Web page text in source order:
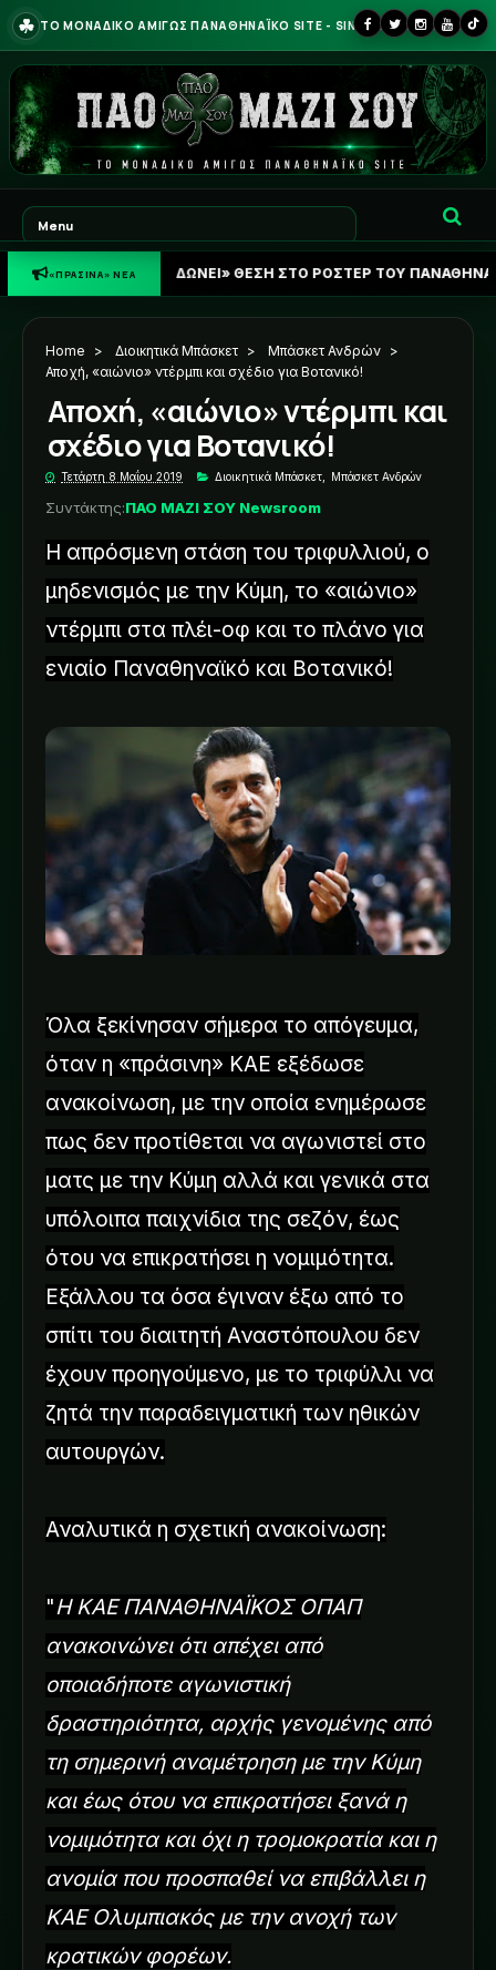
☘ ΤΟ ΜΟΝΑΔΙΚΟ ΑΜΙΓΩΣ ΠΑΝΑΘΗΝΑΪΚΟ SITE - SINCE 2013
«ΠΡΑΣΙΝΑ» ΝΕΑ
ΘΕΣΗ ΣΤΟ ΡΟΣΤΕΡ ΤΟΥ ΠΑΝΑΘΗΝΑΪΚΟΥ Ο ΠΕΛΙΣΤΡΙ
Home > Διοικητικά Μπάσκετ > Μπάσκετ Ανδρών >
Αποχή, «αιώνιο» ντέρμπι και σχέδιο για Βοτανικό!
Αποχή, «αιώνιο» ντέρμπι και
σχέδιο για Βοτανικό!
Τετάρτη 8 Μαΐου 2019 Διοικητικά Μπάσκετ Μπάσκετ Ανδρών
Συντάκτης:ΠΑΟ ΜΑΖΙ ΣΟΥ Newsroom
Η απρόσμενη στάση του τριφυλλιού, ο
μηδενισμός με την Κύμη, το «αιώνιο»
ντέρμπι στα πλέι-οφ και το πλάνο για
ενιαίο Παναθηναϊκό και Βοτανικό!
Όλα ξεκίνησαν σήμερα το απόγευμα,
όταν η «πράσινη» ΚΑΕ εξέδωσε
ανακοίνωση, με την οποία ενημέρωσε
πως δεν προτίθεται να αγωνιστεί στο
ματς με την Κύμη αλλά και γενικά στα
υπόλοιπα παιχνίδια της σεζόν, έως
ότου να επικρατήσει η νομιμότητα.
Εξάλλου τα όσα έγιναν έξω από το
σπίτι του διαιτητή Αναστόπουλου δεν
έχουν προηγούμενο, με το τριφύλλι να
ζητά την παραδειγματική των ηθικών
αυτουργών.
Αναλυτικά η σχετική ανακοίνωση:
"H KAE ΠΑΝΑΘΗΝΑΪΚΟΣ ΟΠΑΠ
ανακοινώνει ότι απέχει από
οποιαδήποτε αγωνιστική
δραστηριότητα, αρχής γενομένης από
τη σημερινή αναμέτρηση με την Κύμη
και έως ότου να επικρατήσει ξανά η
νομιμότητα και όχι η τρομοκρατία και η
ανομία που προσπαθεί να επιβάλλει η
ΚΑΕ Ολυμπιακός με την ανοχή των
κρατικών φορέων.